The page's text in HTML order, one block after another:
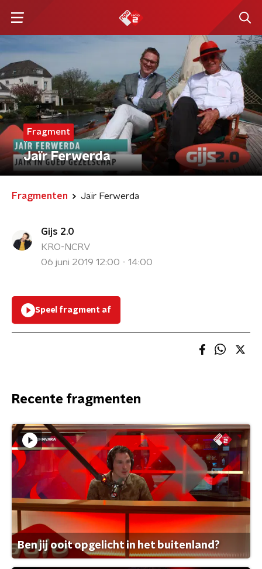
Fragment
Jaïr Ferwerda
Fragmenten Jaïr Ferwerda
Gijs 2.0
KRO-NCRV
06 juni 2019 12:00 - 14:00
Speel fragment af
Recente fragmenten
Ben jij ooit opgelicht in het buitenland?